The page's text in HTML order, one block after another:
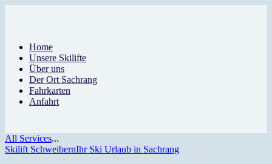
Home
Unsere Skilifte
Über uns
Der Ort Sachrang
Fahrkarten
Anfahrt
All Services...
Skilift SchweibernIhr Ski Urlaub in Sachrang